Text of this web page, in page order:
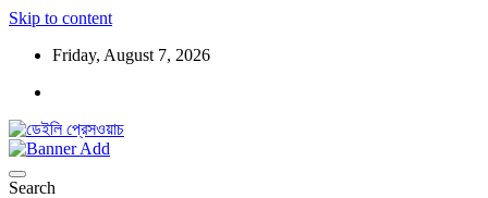
Skip to content
Friday, August 7, 2026
ডেইলি প্রেসওয়াচ
Search